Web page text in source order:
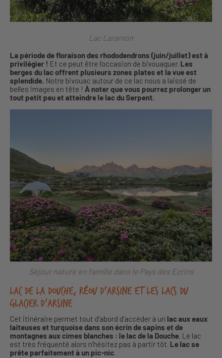
Lac Laramon
La période de floraison des rhododendrons (juin/juillet) est à
privilégier ! Et ce peut être l’occasion de bivouaquer. Les
berges du lac offrent plusieurs zones plates et la vue est
splendide. Notre bivouac autour de ce lac nous a laissé de
belles images en tête ! À noter que vous pourrez prolonger un
tout petit peu et atteindre le lac du Serpent.
Séjour nature en famille dans le Pays des Ecrins
Lac de la Douche, Réou d’Arsine et les lacs du
Glacier d’Arsine
Cet itinéraire permet tout d’abord d’accéder à un lac aux eaux
laiteuses et turquoise dans son écrin de sapins et de
montagnes aux cimes blanches : le lac de la Douche. Le lac
est très fréquenté alors n’hésitez pas à partir tôt. Le lac se
prête parfaitement à un pic-nic.